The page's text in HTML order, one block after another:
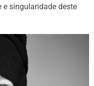
singularidade deste